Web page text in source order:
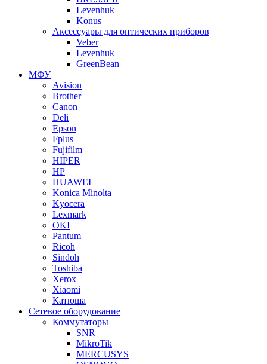
Levenhuk
Konus
Аксессуары для оптических приборов
Veber
Levenhuk
GreenBean
МФУ
Avision
Brother
Canon
Deli
Epson
Fplus
Fujifilm
HIPER
HP
HUAWEI
Konica Minolta
Kyocera
Lexmark
OKI
Pantum
Ricoh
Sindoh
Toshiba
Xerox
Xiaomi
Катюша
Сетевое оборудование
Коммутаторы
SNR
MikroTik
MERCUSYS